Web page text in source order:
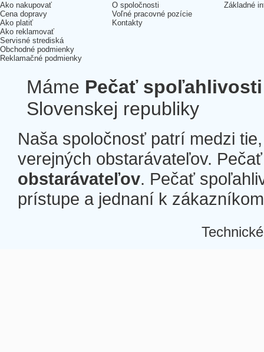
Ako nakupovať
Cena dopravy
Ako platiť
Ako reklamovať
Servisné strediská
Obchodné podmienky
Reklamačné podmienky
O spoločnosti
Voľné pracovné pozície
Kontakty
Základné
Máme Pečať spoľahlivosti
Slovenskej republiky
Naša spoločnosť patrí medzi
verejných obstarávateľov.
obstarávateľov. Pečať
prístupe a jednaní k